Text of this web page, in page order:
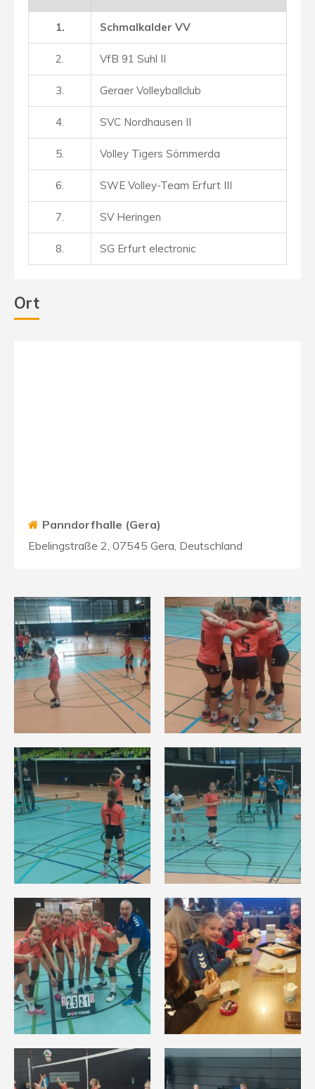
1. Schmalkalder VV
2. VfB 91 Suhl II
3. Geraer Volleyballclub
4. SVC Nordhausen II
5. Volley Tigers Sömmerda
6. SWE Volley-Team Erfurt III
7. SV Heringen
8. SG Erfurt electronic
Ort
Panndorfhalle (Gera)
Ebelingstraße 2, 07545 Gera, Deutschland